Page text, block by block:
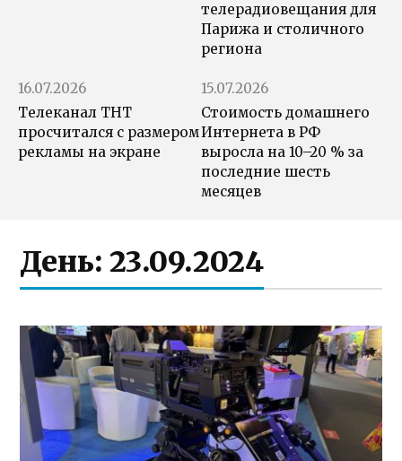
телерадиовещания для
Парижа и столичного
региона
16.07.2026
Телеканал ТНТ
просчитался с размером
рекламы на экране
15.07.2026
Стоимость домашнего
Интернета в РФ
выросла на 10–20 % за
последние шесть
месяцев
День:23.09.2024